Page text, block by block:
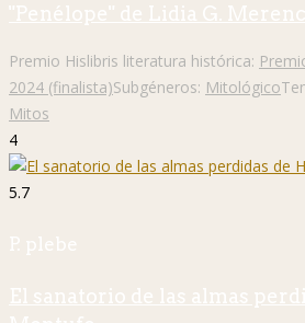
"Penélope" de Lidia G.
Premio Hislibris literatura histórica:
2024 (finalista)Subgéneros: Mitológico
Mitos
4
5.7
P. plebe
El sanatorio de las almas